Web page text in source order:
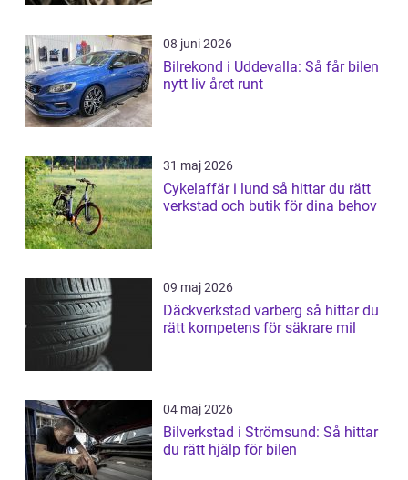
08 juni 2026
Bilrekond i Uddevalla: Så får bilen
nytt liv året runt
31 maj 2026
Cykelaffär i lund så hittar du rätt
verkstad och butik för dina behov
09 maj 2026
Däckverkstad varberg så hittar du
rätt kompetens för säkrare mil
04 maj 2026
Bilverkstad i Strömsund: Så hittar
du rätt hjälp för bilen